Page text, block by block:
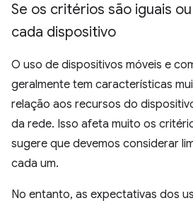
Se os critérios são iguais
cada dispositivo
O uso de dispositivos móveis e
geralmente tem características
relação aos recursos do
da rede. Isso afeta muito os
sugere que devemos considerar
cada um.
No entanto, as expectativas dos